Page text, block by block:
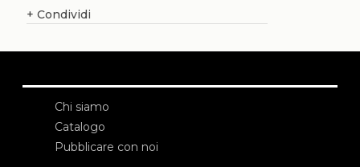
+ Condividi
Chi siamo
Catalogo
Pubblicare con noi